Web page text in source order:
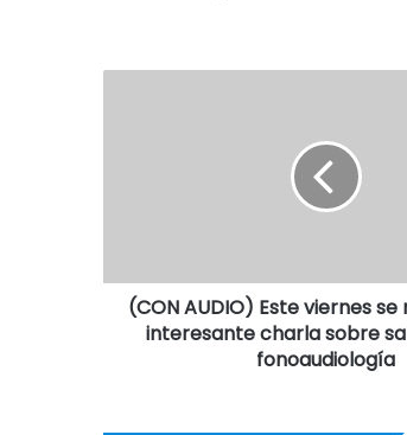
(CON AUDIO) Este viernes
interesante charla sobre
fonoaudiología